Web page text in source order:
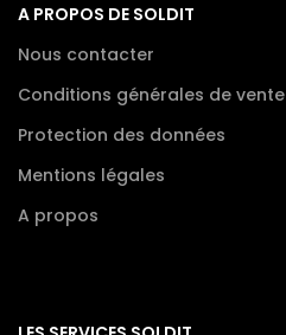
A PROPOS DE SOLDIT
Nous contacter
Conditions générales de vente
Protection des données
Mentions légales
A propos